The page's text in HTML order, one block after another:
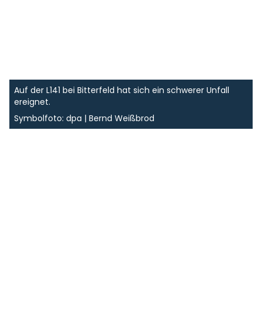
Auf der L141 bei Bitterfeld hat sich ein schwerer Unfall
ereignet.
Symbolfoto: dpa | Bernd Weißbrod